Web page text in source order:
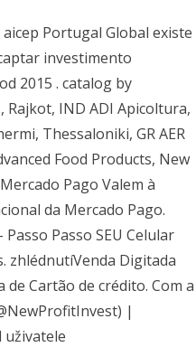
Portugal Global existe
investimento
2015 . catalog by
Rajkot, IND ADI Apicoltura,
Thessaloniki, GR AER
Food Products, New
Pago Valem à
da Mercado Pago.
Passo SEU Celular
zhlédnutíVenda Digitada
Cartão de crédito. Com a
|